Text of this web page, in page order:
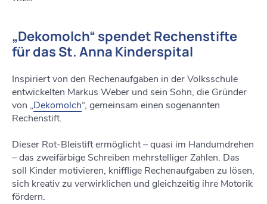
„Dekomolch“ spendet Rechenstifte
für das St. Anna Kinderspital
Inspiriert von den Rechenaufgaben in der Volksschule
entwickelten Markus Weber und sein Sohn, die Gründer
von „Dekomolch“, gemeinsam einen sogenannten
Rechenstift.
Dieser Rot-Bleistift ermöglicht – quasi im Handumdrehen
– das zweifärbige Schreiben mehrstelliger Zahlen. Das
soll Kinder motivieren, knifflige Rechenaufgaben zu lösen,
sich kreativ zu verwirklichen und gleichzeitig ihre Motorik
fördern.